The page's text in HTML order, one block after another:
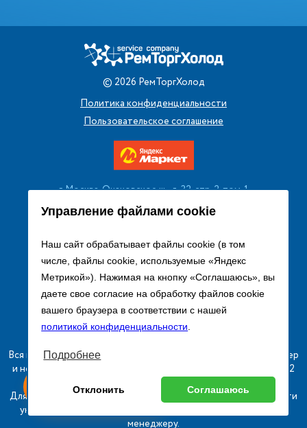
Управление файлами cookie
Наш сайт обрабатывает файлы cookie (в том
числе, файлы cookie, используемые «Яндекс
Метрикой»). Нажимая на кнопку «Соглашаюсь», вы
даете свое согласие на обработку файлов cookie
вашего браузера в соответствии с нашей
политикой конфиденциальности.
Подробнее
Отклонить Соглашаюсь
© 2026 РемТоргХолод
Политика конфиденциальности
Пользовательское соглашение
г. Москва, Очаковское ш., д. 32, стр. 2, пом. 1
+7 (495) 256 08 13
Заказать звонок
sales@remtorgholod.ru
Разработка и продвижение сайта
Вся информация на сайте о товарах носит справочный характер
и не является публичной офертой в соответствии с пунктом 2
статьи 437 ГК РФ.
Для получения подробной информации о наличии и стоимости
указанных товаров и (или) услуг, пожалуйста, обращайтесь к
менеджеру.
оборудование
Оставь заявку